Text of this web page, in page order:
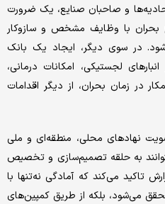
و صاحبان صنایع، یک ضرورت
بحران با وظایف مشخص و سازوکار
در سوی دیگر، ایجاد یک بانک
لجستیکی، امکانات درمانی،
در زمان بحران، از دیگر اقدامات
نهادهای محلی، منطقه‌ای و ملی
به حلقه تصمیم‌سازی و تخصیص
تاکید می‌کند که آمادگی نه‌تنها با
می‌شود، بلکه از طریق کمپین‌های